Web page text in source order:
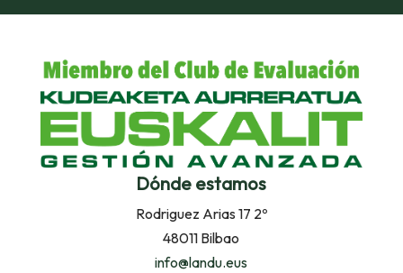
Dónde estamos
Rodriguez Arias 17 2º
48011 Bilbao
info@landu.eus